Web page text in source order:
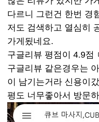
다르니 그런건 한번 경
저도 검색하고 열심히
가게됬네요.
구글리뷰 평점이 4.9점
구글리뷰 같은경우는
이 남기는거라 신용이
평도 너무좋아서 방문